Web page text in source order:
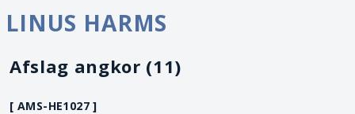
LINUS HARMS
Afslag angkor (11)
[ AMS-HE1027 ]